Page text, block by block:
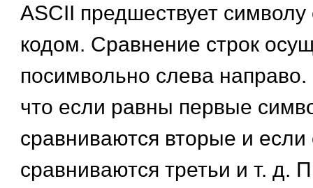
ASCII предшествует
кодом. Сравнение строк
посимвольно слева направо.
что если равны первые
сравниваются вторые и
сравниваются третьи и т. д.